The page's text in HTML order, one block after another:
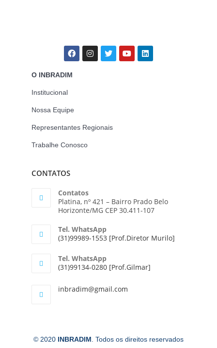
O INBRADIM
Institucional
Nossa Equipe
Representantes Regionais
Trabalhe Conosco
CONTATOS
Contatos
Platina, nº 421 – Bairro Prado Belo
Horizonte/MG CEP 30.411-107
Tel. WhatsApp
(31)99989-1553 [Prof.Diretor Murilo]
Tel. WhatsApp
(31)99134-0280 [Prof.Gilmar]
inbradim@gmail.com
© 2020 INBRADIM . Todos os direitos reservados